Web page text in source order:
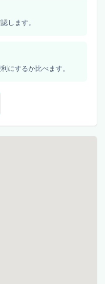
します。
にするか比べます。